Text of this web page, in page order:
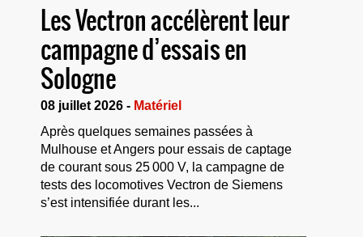
Les Vectron accélèrent leur
campagne d’essais en
Sologne
08 juillet 2026 - Matériel
Après quelques semaines passées à
Mulhouse et Angers pour essais de captage
de courant sous 25 000 V, la campagne de
tests des locomotives Vectron de Siemens
s’est intensifiée durant les...